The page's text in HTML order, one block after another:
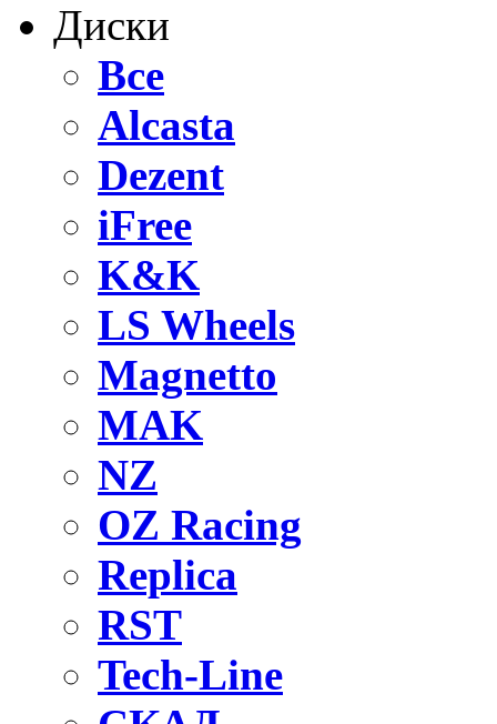
Диски
Все
Alcasta
Dezent
iFree
K&K
LS Wheels
Magnetto
MAK
NZ
OZ Raсing
Replica
RST
Tech-Line